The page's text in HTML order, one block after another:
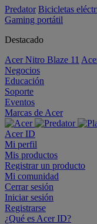
Predator Bicicletas
Gaming portátil
Destacado
Acer Nitro Blaze 11
Negocios
Educación
Soporte
Eventos
Marcas de Acer
Acer ID
Mi perfil
Mis productos
Registrar un producto
Mi comunidad
Cerrar sesión
Iniciar sesión
Registrarse
¿Qué es Acer ID?